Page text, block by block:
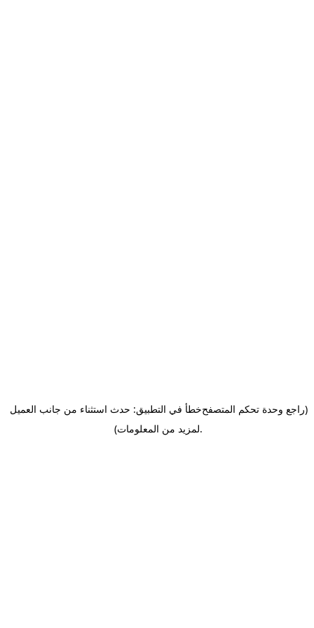
خطأ في التطبيق: حدث استثناء من جانب العميل(راجع وحدة تحكم المتصفح
لمزيد من المعلومات).